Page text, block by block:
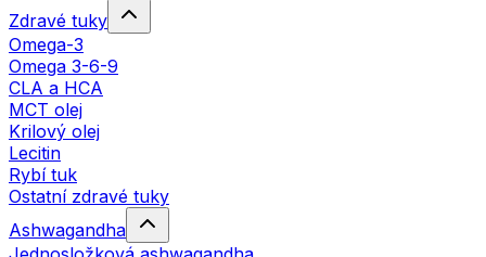
Zdravé tuky
Omega-3
Omega 3-6-9
CLA a HCA
MCT olej
Krilový olej
Lecitin
Rybí tuk
Ostatní zdravé tuky
Ashwagandha